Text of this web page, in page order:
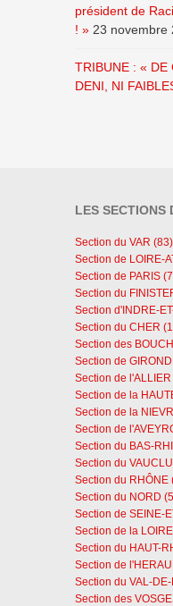
président de
! » 23 novembre
TRIBUNE : « DE
DENI, NI
LES SECTIONS
Section du VAR (83)
Section de LOIRE-
Section de PARIS
Section du
Section d'INDRE-
Section du CHER
Section des
Section de
Section de
Section de la
Section de la
Section de
Section du BAS-
Section du
Section du RHÔNE
Section du NORD
Section de SEINE-
Section de la
Section du HAUT-
Section de
Section du VAL-
Section des